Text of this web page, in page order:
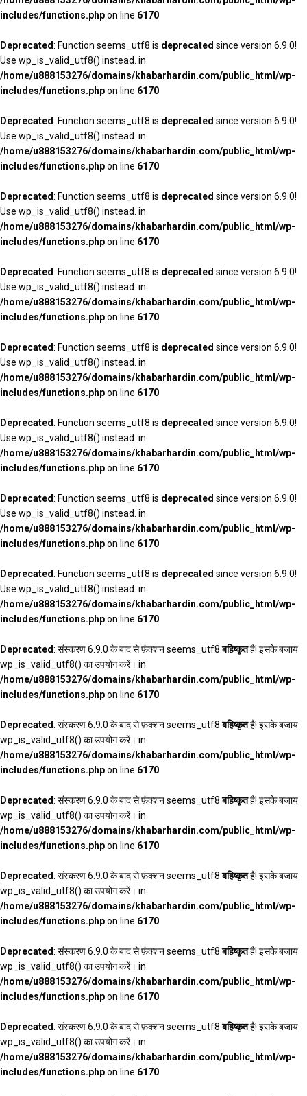
includes/functions.phpon line 6170
Deprecated: Function seems_utf8 is deprecated since version 6.9.0!
Use wp_is_valid_utf8() instead. in
/home/u888153276/domains/khabarhardin.com/public_html/wp-
includes/functions.phpon line 6170
Deprecated: Function seems_utf8 is deprecated since version 6.9.0!
Use wp_is_valid_utf8() instead. in
/home/u888153276/domains/khabarhardin.com/public_html/wp-
includes/functions.phpon line 6170
Deprecated: Function seems_utf8 is deprecated since version 6.9.0!
Use wp_is_valid_utf8() instead. in
/home/u888153276/domains/khabarhardin.com/public_html/wp-
includes/functions.phpon line 6170
Deprecated: Function seems_utf8 is deprecated since version 6.9.0!
Use wp_is_valid_utf8() instead. in
/home/u888153276/domains/khabarhardin.com/public_html/wp-
includes/functions.phpon line 6170
Deprecated: Function seems_utf8 is deprecated since version 6.9.0!
Use wp_is_valid_utf8() instead. in
/home/u888153276/domains/khabarhardin.com/public_html/wp-
includes/functions.phpon line 6170
Deprecated: Function seems_utf8 is deprecated since version 6.9.0!
Use wp_is_valid_utf8() instead. in
/home/u888153276/domains/khabarhardin.com/public_html/wp-
includes/functions.phpon line 6170
Deprecated: Function seems_utf8 is deprecated since version 6.9.0!
Use wp_is_valid_utf8() instead. in
/home/u888153276/domains/khabarhardin.com/public_html/wp-
includes/functions.phpon line 6170
Deprecated: Function seems_utf8 is deprecated since version 6.9.0!
Use wp_is_valid_utf8() instead. in
/home/u888153276/domains/khabarhardin.com/public_html/wp-
includes/functions.phpon line 6170
Deprecated: संस्करण 6.9.0 के बाद से फ़ंक्शन seems_utf8बहिष्कृतहै! इसके बजाय
wp_is_valid_utf8() का उपयोग करें। in
/home/u888153276/domains/khabarhardin.com/public_html/wp-
includes/functions.phpon line 6170
Deprecated: संस्करण 6.9.0 के बाद से फ़ंक्शन seems_utf8बहिष्कृतहै! इसके बजाय
wp_is_valid_utf8() का उपयोग करें। in
/home/u888153276/domains/khabarhardin.com/public_html/wp-
includes/functions.phpon line 6170
Deprecated: संस्करण 6.9.0 के बाद से फ़ंक्शन seems_utf8बहिष्कृतहै! इसके बजाय
wp_is_valid_utf8() का उपयोग करें। in
/home/u888153276/domains/khabarhardin.com/public_html/wp-
includes/functions.phpon line 6170
Deprecated: संस्करण 6.9.0 के बाद से फ़ंक्शन seems_utf8बहिष्कृतहै! इसके बजाय
wp_is_valid_utf8() का उपयोग करें। in
/home/u888153276/domains/khabarhardin.com/public_html/wp-
includes/functions.phpon line 6170
Deprecated: संस्करण 6.9.0 के बाद से फ़ंक्शन seems_utf8बहिष्कृतहै! इसके बजाय
wp_is_valid_utf8() का उपयोग करें। in
/home/u888153276/domains/khabarhardin.com/public_html/wp-
includes/functions.phpon line 6170
Deprecated: संस्करण 6.9.0 के बाद से फ़ंक्शन seems_utf8बहिष्कृतहै! इसके बजाय
wp_is_valid_utf8() का उपयोग करें। in
/home/u888153276/domains/khabarhardin.com/public_html/wp-
includes/functions.phpon line 6170